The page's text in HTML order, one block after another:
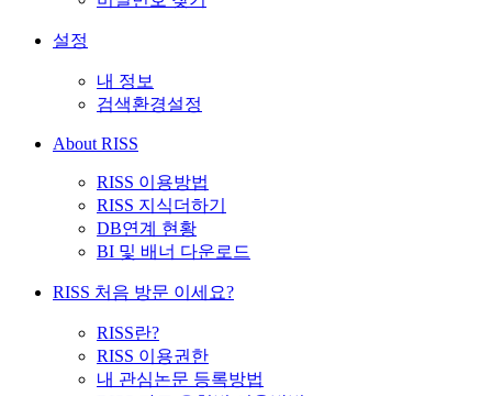
설정
내 정보
검색환경설정
About RISS
RISS 이용방법
RISS 지식더하기
DB연계 현황
BI 및 배너 다운로드
RISS 처음 방문 이세요?
RISS란?
RISS 이용권한
내 관심논문 등록방법